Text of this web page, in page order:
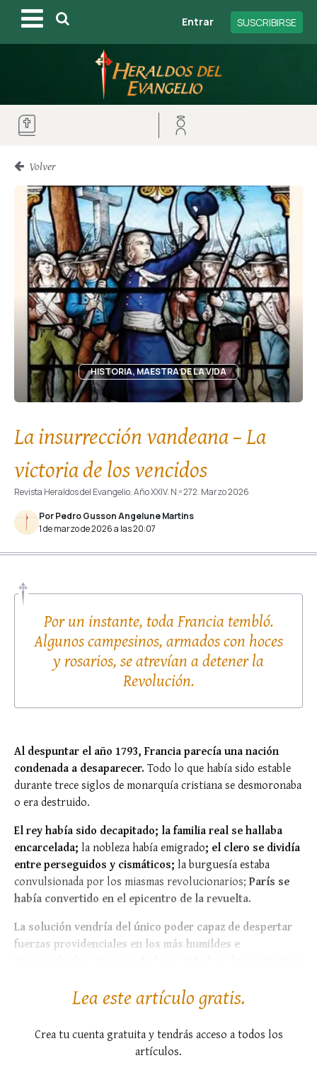
Entrar SUSCRIBIRSE
Volver
HISTORIA, MAESTRA DE LA VIDA
La insurrección vandeana – La
victoria de los vencidos
Revista Heraldos del Evangelio. Año XXIV. N.º 272. Marzo 2026
Por Pedro Gusson Angelune Martins
1 de marzo de 2026 a las 20:07
Por un instante, toda Francia tembló.
Algunos campesinos, armados con hoces
y rosarios, se atrevían a detener la
Revolución.
Al despuntar el año 1793, Francia parecía una nación
condenada a desaparecer. Todo lo que había sido estable
durante trece siglos de monarquía cristiana se desmoronaba
o era destruido.
El rey había sido decapitado; la familia real se hallaba
encarcelada; la nobleza había emigrado; el clero se dividía
entre perseguidos y cismáticos; la burguesía estaba
convulsionada por los miasmas revolucionarios; París se
había convertido en el epicentro de la revuelta.
La solución vendría del único poder capaz de despertar
fuerzas providenciales en los más humildes e
Lea este artículo gratis.
Crea tu cuenta gratuita y tendrás acceso a todos los
artículos.